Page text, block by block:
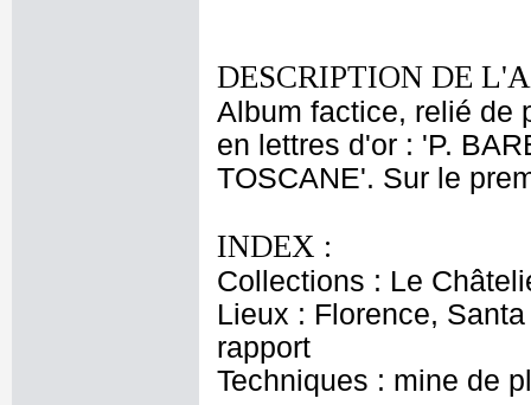
DESCRIPTION DE
Album factice, relié de
en lettres d'or : 'P.
TOSCANE'. Sur le
INDEX :
Collections : Le
Lieux : Florence,
rapport
Techniques : mine de